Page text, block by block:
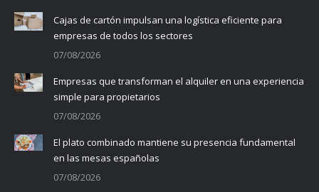
Cajas de cartón impulsan una logística eficiente para
empresas de todos los sectores
07/08/2026
Empresas que transforman el alquiler en una experiencia
simple para propietarios
07/08/2026
El plato combinado mantiene su presencia fundamental
en las mesas españolas
07/08/2026